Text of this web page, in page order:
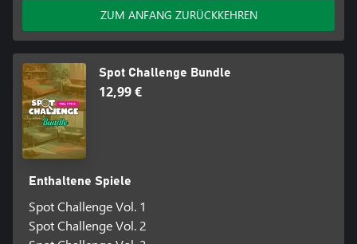
ZUM ANFANG ZURÜCKKEHREN
Spot Challenge Bundle
12,99 €
Enthaltene Spiele
Spot Challenge Vol. 1
Spot Challenge Vol. 2